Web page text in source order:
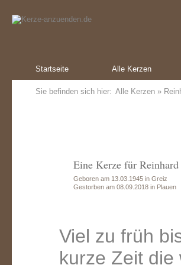
Startseite Alle Kerzen
Sie befinden sich hier: Alle Kerzen »
Eine Kerze für
Geboren am 13.03.1945 in Greiz
Gestorben am 08.09.2018 in Plauen
Viel zu früh
kurze Zeit